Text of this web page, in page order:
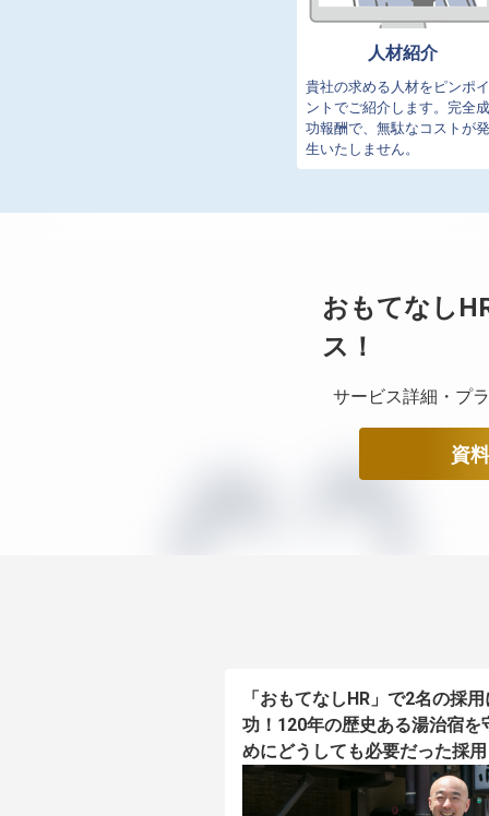
人材紹介
貴社の求める人材をピンポイ
ントでご紹介します。完全成
功報酬で、無駄なコストが発
生いたしません。
おもてなし
ス！
サービス詳細・プ
資
「おもてなしHR」で2名の採
功！120年の歴史ある湯治宿を
めにどうしても必要だった採用